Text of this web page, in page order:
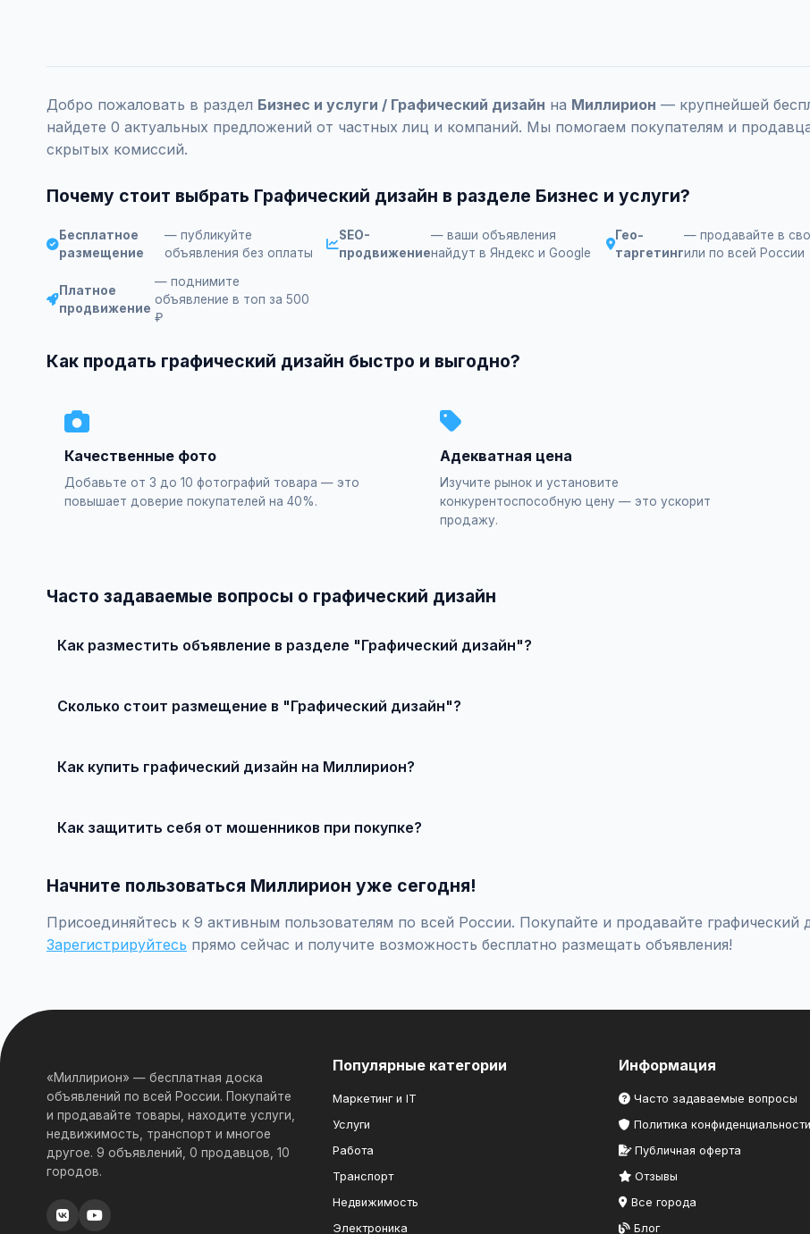
Добро пожаловать в раздел Бизнес и услуги / Графический дизайн на Миллирион — крупнейшей
найдете 0 актуальных предложений от частных лиц и компаний. Мы помогаем покупателям и
скрытых комиссий.
Почему стоит выбрать Графический дизайн в разделе Бизнес и услуги?
Бесплатное
размещение
— публикуйте
объявления без оплаты
SEO-
продвижение
— ваши объявления
найдут в Яндекс и Google
Гео-
таргетинг
— продавайте в
или по всей России
Платное
продвижение
— поднимите
объявление в топ за 500
₽
Как продать графический дизайн быстро и выгодно?
Качественные фото
Добавьте от 3 до 10 фотографий товара — это
повышает доверие покупателей на 40%.
Адекватная цена
Изучите рынок и установите
конкурентоспособную цену — это ускорит
продажу.
Часто задаваемые вопросы о графический дизайн
Как разместить объявление в разделе "Графический дизайн"?
Сколько стоит размещение в "Графический дизайн"?
Как купить графический дизайн на Миллирион?
Как защитить себя от мошенников при покупке?
Начните пользоваться Миллирион уже сегодня!
Присоединяйтесь к 9 активным пользователям по всей России. Покупайте и продавайте графический
Зарегистрируйтесь прямо сейчас и получите возможность бесплатно размещать объявления!
«Миллирион» — бесплатная доска
объявлений по всей России. Покупайте
и продавайте товары, находите услуги,
недвижимость, транспорт и многое
другое. 9 объявлений, 0 продавцов, 10
городов.
Популярные категории
Маркетинг и IT
Услуги
Работа
Транспорт
Недвижимость
Электроника
Информация
Часто задаваемые вопросы
Политика конфиденциальности
Публичная оферта
Отзывы
Все города
Блог